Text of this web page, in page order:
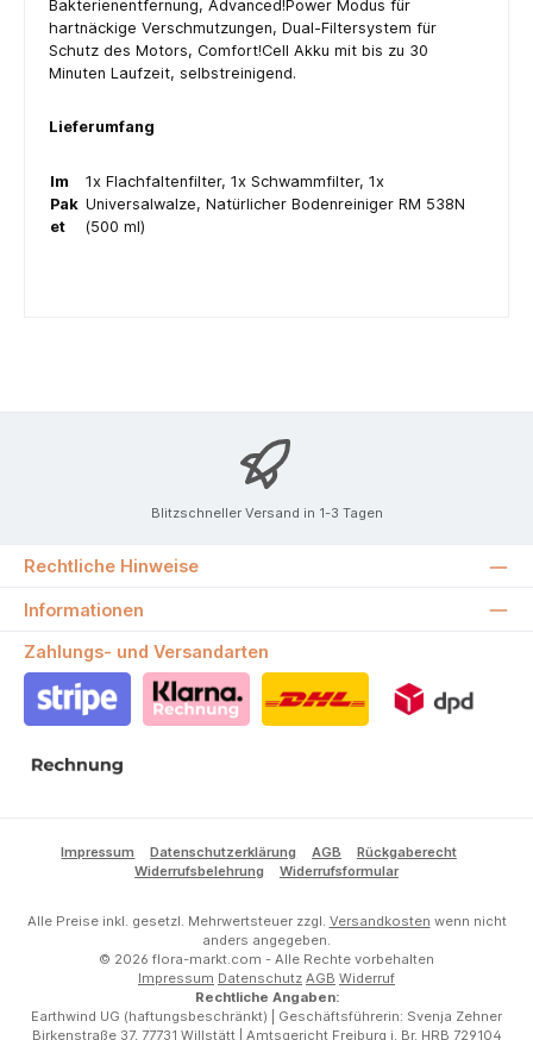
Bakterienentfernung, Advanced!Power Modus für
hartnäckige Verschmutzungen, Dual-Filtersystem für
Schutz des Motors, Comfort!Cell Akku mit bis zu 30
Minuten Laufzeit, selbstreinigend.
Lieferumfang
Im
Pak
et
1x Flachfaltenfilter, 1x Schwammfilter, 1x
Universalwalze, Natürlicher Bodenreiniger RM 538N
(500 ml)
Blitzschneller Versand in 1-3 Tagen
Rechtliche Hinweise
Informationen
Zahlungs- und Versandarten
Impressum Datenschutzerklärung AGB
Rückgaberecht
Widerrufsbelehrung
Widerrufsformular
Alle Preise inkl. gesetzl. Mehrwertsteuer zzgl. Versandkosten wenn nicht
anders angegeben.
© 2026 flora-markt.com - Alle Rechte vorbehalten
Impressum Datenschutz AGB Widerruf
Rechtliche Angaben:
Earthwind UG (haftungsbeschränkt) | Geschäftsführerin: Svenja Zehner
Birkenstraße 37, 77731 Willstätt | Amtsgericht Freiburg i. Br. HRB 729104